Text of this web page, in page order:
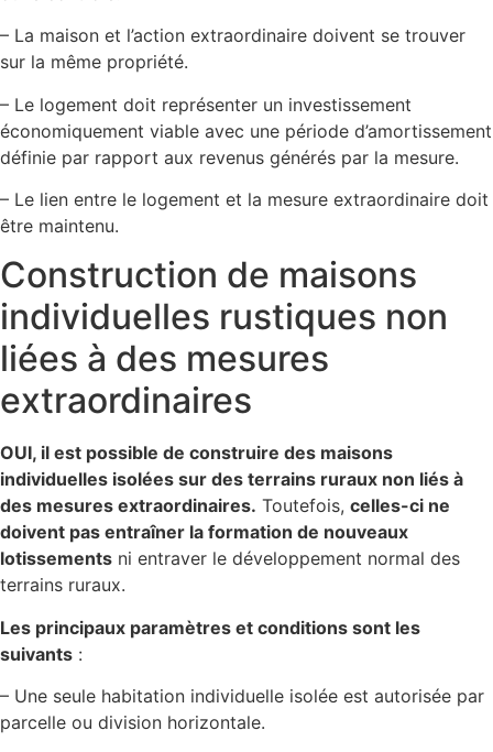
– La maison et l’action extraordinaire doivent se trouver
sur la même propriété.
– Le logement doit représenter un investissement
économiquement viable avec une période d’amortissement
définie par rapport aux revenus générés par la mesure.
– Le lien entre le logement et la mesure extraordinaire doit
être maintenu.
Construction de maisons
individuelles rustiques non
liées à des mesures
extraordinaires
OUI, il est possible de construire des maisons
individuelles isolées sur des terrains ruraux non liés à
des mesures extraordinaires. Toutefois, celles-ci ne
doivent pas entraîner la formation de nouveaux
lotissements ni entraver le développement normal des
terrains ruraux.
Les principaux paramètres et conditions sont les
suivants :
– Une seule habitation individuelle isolée est autorisée par
parcelle ou division horizontale.